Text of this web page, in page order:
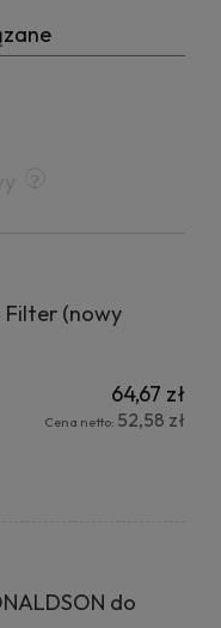
Filter (nowy
64,67 zł
Cena netto: 52,58 zł
do